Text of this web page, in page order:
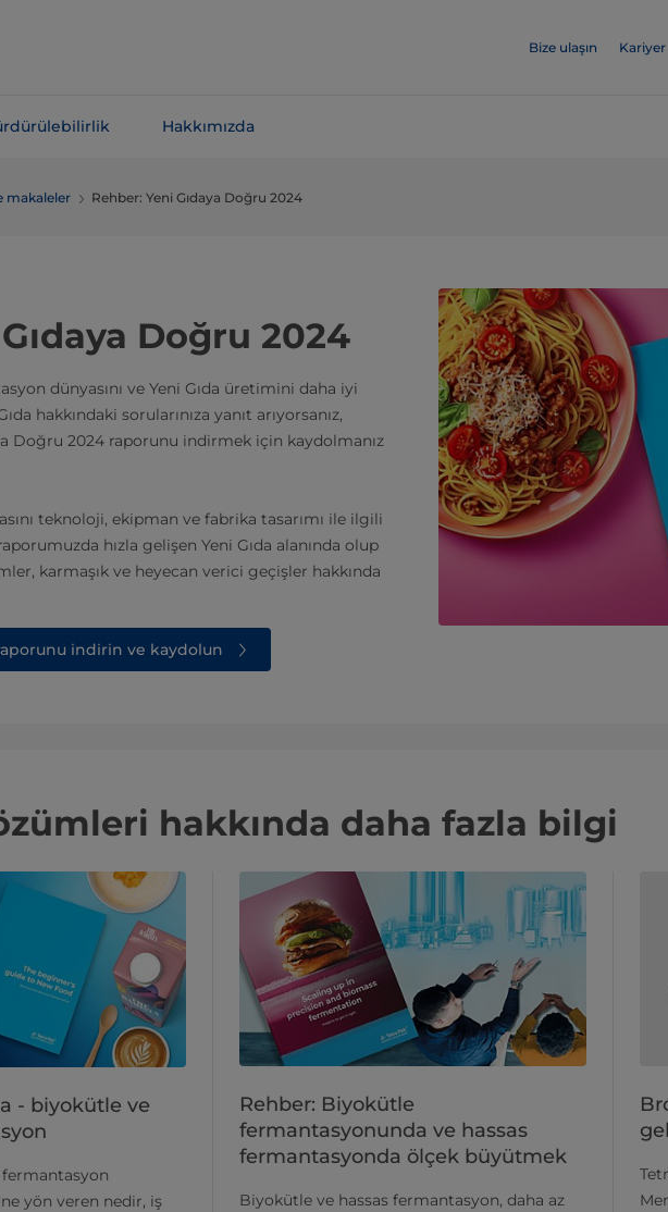
Bize ulaşın Kariyer
Hakkımızda
makaleler Rehber: Yeni Gıdaya Doğru 2024
Doğru 2024
dünyasını ve Yeni Gıda üretimini daha iyi
hakkındaki sorularınıza yanıt arıyorsanız,
Doğru 2024 raporunu indirmek için kaydolmanız
teknoloji, ekipman ve fabrika tasarımı ile ilgili
hızla gelişen Yeni Gıda alanında olup
karmaşık ve heyecan verici geçişler hakkında
indirin ve kaydolun
hakkında daha fazla bilgi
- biyokütle ve
fermantasyon
yön veren nedir, iş
Rehber: Biyokütle
fermantasyonunda ve hassas
fermantasyonda ölçek büyütmek
Biyokütle ve hassas fermantasyon, daha az